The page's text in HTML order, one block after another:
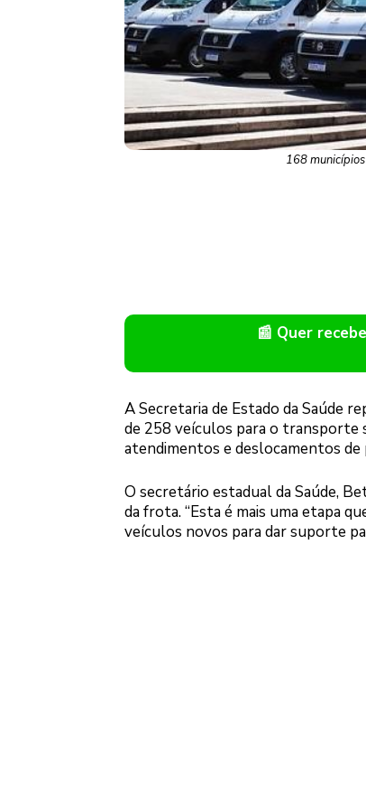
168
📰 Quer
A Secretaria de Estado da Saúde
de 258 veículos para o transporte
atendimentos e deslocamentos de
O secretário estadual da Saúde,
da frota. “Esta é mais uma etapa
veículos novos para dar suporte